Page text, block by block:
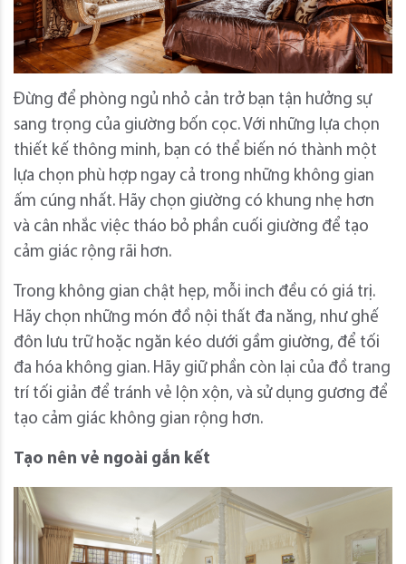
Đừng để phòng ngủ nhỏ cản trở bạn tận hưởng sự
sang trọng của giường bốn cọc. Với những lựa chọn
thiết kế thông minh, bạn có thể biến nó thành một
lựa chọn phù hợp ngay cả trong những không gian
ấm cúng nhất. Hãy chọn giường có khung nhẹ hơn
và cân nhắc việc tháo bỏ phần cuối giường để tạo
cảm giác rộng rãi hơn.
Trong không gian chật hẹp, mỗi inch đều có giá trị.
Hãy chọn những món đồ nội thất đa năng, như ghế
đôn lưu trữ hoặc ngăn kéo dưới gầm giường, để tối
đa hóa không gian. Hãy giữ phần còn lại của đồ trang
trí tối giản để tránh vẻ lộn xộn, và sử dụng gương để
tạo cảm giác không gian rộng hơn.
Tạo nên vẻ ngoài gắn kết